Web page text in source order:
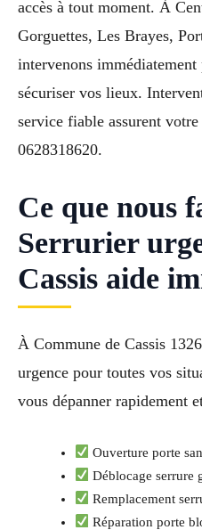
accès à tout moment. À
Gorguettes, Les Brayes,
intervenons
sécuriser vos lieux.
service fiable assurent
0628318620.
Ce que nous
Serrurier
Cassis aide
À Commune de Cassis
urgence pour toutes vos
vous dépanner rapidement
Ouverture porte
Déblocage serrure
Remplacement
Réparation porte